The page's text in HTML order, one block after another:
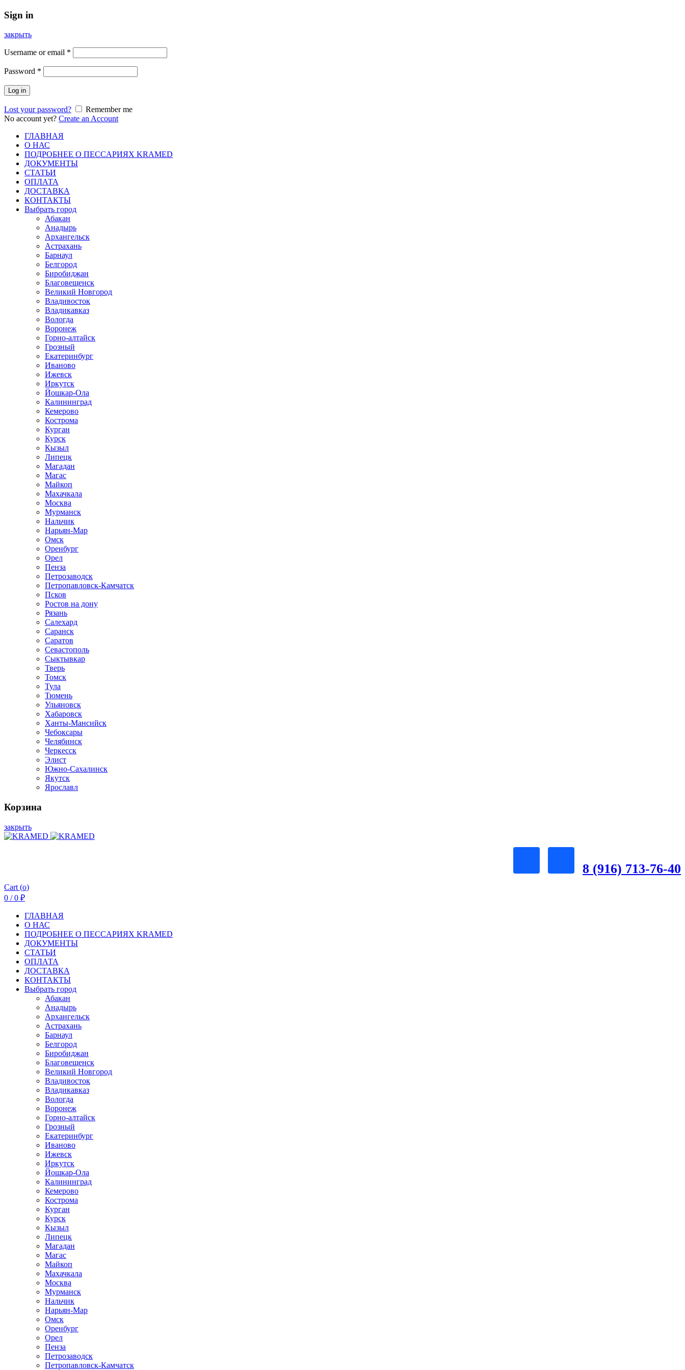
Sign in
закрыть
Username or email *
Password *
Log in
Lost your password?
Remember me
No account yet? Create an Account
ГЛАВНАЯ
О НАС
ПОДРОБНЕЕ О ПEСCАРИЯХ KRAMED
ДОКУМЕНТЫ
СТАТЬИ
ОПЛАТА
ДОСТАВКА
КОНТАКТЫ
Выбрать город
Абакан
Анадырь
Архангельск
Астрахань
Барнаул
Белгород
Биробиджан
Благовещенск
Великий Новгород
Владивосток
Владикавказ
Вологда
Воронеж
Горно-алтайск
Грозный
Екатеринбург
Иваново
Ижевск
Иркутск
Йошкар-Ола
Калининград
Кемерово
Кострома
Курган
Курск
Кызыл
Липецк
Магадан
Магас
Майкоп
Махачкала
Москва
Мурманск
Нальчик
Нарьян-Мар
Омск
Оренбург
Орел
Пенза
Петрозаводск
Петропавловск-Камчатск
Псков
Ростов на дону
Рязань
Салехард
Саранск
Саратов
Севастополь
Сыктывкар
Тверь
Томск
Тула
Тюмень
Ульяновск
Хабаровск
Ханты-Мансийск
Чебоксары
Челябинск
Черкесск
Элист
Южно-Сахалинск
Якутск
Ярославл
Корзина
закрыть
8 (916) 713-76-40
Cart (o)
0 / 0 ₽
ГЛАВНАЯ
О НАС
ПОДРОБНЕЕ О ПEСCАРИЯХ KRAMED
ДОКУМЕНТЫ
СТАТЬИ
ОПЛАТА
ДОСТАВКА
КОНТАКТЫ
Выбрать город
Абакан
Анадырь
Архангельск
Астрахань
Барнаул
Белгород
Биробиджан
Благовещенск
Великий Новгород
Владивосток
Владикавказ
Вологда
Воронеж
Горно-алтайск
Грозный
Екатеринбург
Иваново
Ижевск
Иркутск
Йошкар-Ола
Калининград
Кемерово
Кострома
Курган
Курск
Кызыл
Липецк
Магадан
Магас
Майкоп
Махачкала
Москва
Мурманск
Нальчик
Нарьян-Мар
Омск
Оренбург
Орел
Пенза
Петрозаводск
Петропавловск-Камчатск